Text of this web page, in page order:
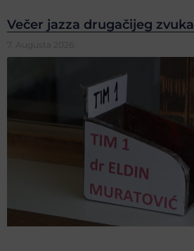
Večer jazza drugačijeg zvuka
7. Augusta 2026.